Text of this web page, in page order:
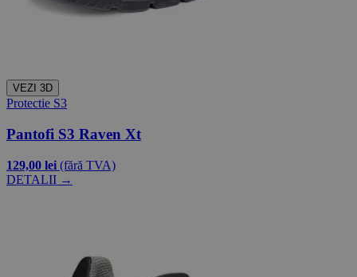
VEZI 3D
Protectie S3
Pantofi S3 Raven Xt
129,00 lei (fără TVA)
DETALII →